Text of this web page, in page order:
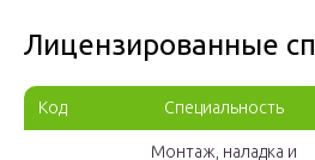
Лицензированные
Код Специальность
Монтаж, наладка и